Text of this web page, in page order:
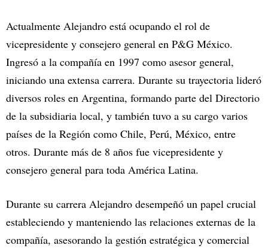
Actualmente Alejandro está ocupando el rol de
vicepresidente y consejero general en P&G México.
Ingresó a la compañía en 1997 como asesor general,
iniciando una extensa carrera. Durante su trayectoria lideró
diversos roles en Argentina, formando parte del Directorio
de la subsidiaria local, y también tuvo a su cargo varios
países de la Región como Chile, Perú, México, entre
otros. Durante más de 8 años fue vicepresidente y
consejero general para toda América Latina.
Durante su carrera Alejandro desempeñó un papel crucial
estableciendo y manteniendo las relaciones externas de la
compañía, asesorando la gestión estratégica y comercial